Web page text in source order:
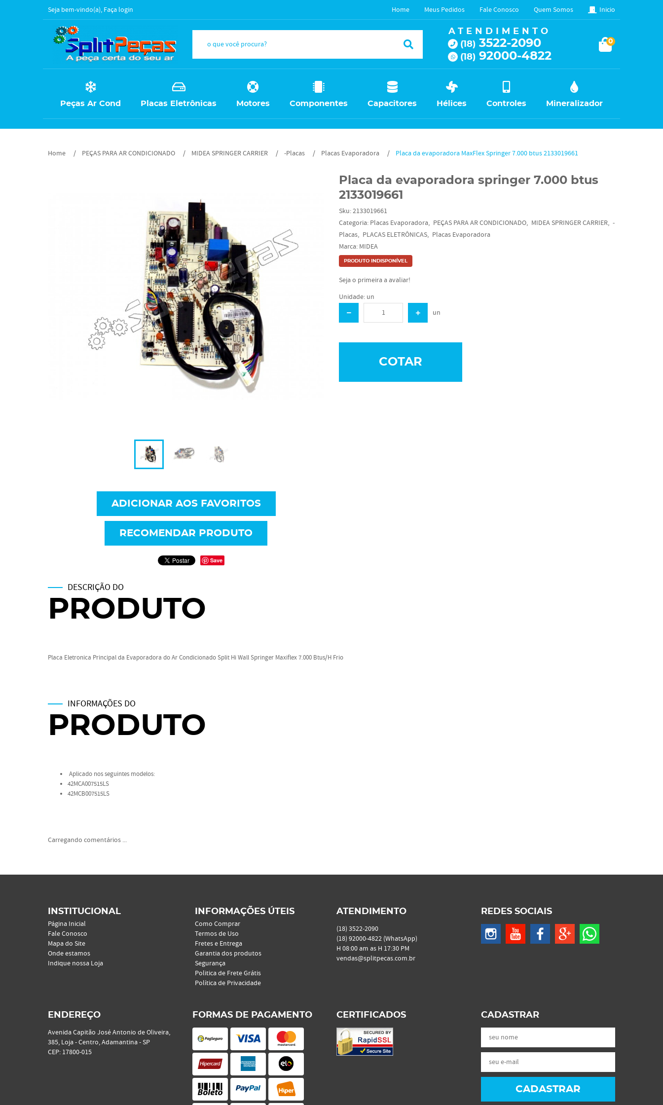
Seja bem-vindo(a), Faça login Home Meus Pedidos Fale Conosco Quem Somos Inicio
ATENDIMENTO
(18) 3522-2090
(18) 92000-4822
0
Peças Ar Cond Placas Eletrônicas Motores Componentes Capacitores Hélices Controles Mineralizador
Home PEÇAS PARA AR CONDICIONADO MIDEA SPRINGER CARRIER -Placas Placas Evaporadora Placa da evaporadora MaxFlex Springer 7.000 btus 2133019661
ADICIONAR AOS FAVORITOS
RECOMENDAR PRODUTO
Save
Placa da evaporadora springer 7.000 btus
2133019661
Sku:2133019661
Categoria: Placas Evaporadora PEÇAS PARA AR CONDICIONADO MIDEA SPRINGER CARRIER -
Placas
PLACAS ELETRÔNICAS
Placas Evaporadora
Marca: MIDEA
PRODUTO INDISPONÍVEL
Seja o primeira a avaliar!
Unidade: un
un
COTAR
DESCRIÇÃO DO
PRODUTO
Placa Eletronica Principal da Evaporadora do Ar Condicionado Split Hi Wall Springer Maxiflex 7.000 Btus/H Frio
INFORMAÇÕES DO
PRODUTO
Aplicado nos seguintes modelos:
42MCA007515LS
42MCB007515LS
Carregando comentários ...
INSTITUCIONAL
Página Inicial
Fale Conosco
Mapa do Site
Onde estamos
Indique nossa Loja
INFORMAÇÕES ÚTEIS
Como Comprar
Termos de Uso
Fretes e Entrega
Garantia dos produtos
Segurança
Politica de Frete Grátis
Política de Privacidade
ATENDIMENTO
(18) 3522-2090
(18) 92000-4822 (WhatsApp)
H 08:00 am as H 17:30 PM
vendas@splitpecas.com.br
REDES SOCIAIS
ENDEREÇO
Avenida Capitão José Antonio de Oliveira,
385, Loja-Centro, Adamantina-SP
CEP: 17800-015
FORMAS DE PAGAMENTO CERTIFICADOS CADASTRAR
CADASTRAR